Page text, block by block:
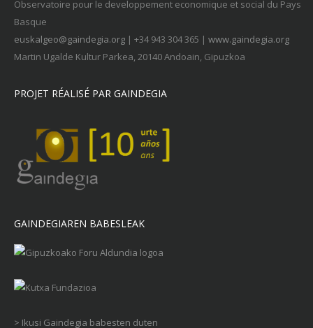
Observatoire pour le developpement economique et social du Pays
Basque
euskalgeo@gaindegia.org | +34 943 304 365 | www.gaindegia.org
Martin Ugalde Kultur Parkea, 20140 Andoain, Gipuzkoa
PROJET RÉALISÉ PAR GAINDEGIA
GAINDEGIAREN BABESLEAK
> Ikusi Gaindegia babesten duten